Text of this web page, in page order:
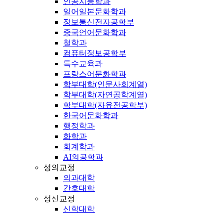
일어일본문화학과
정보통신전자공학부
중국언어문화학과
철학과
컴퓨터정보공학부
특수교육과
프랑스어문화학과
학부대학(인문사회계열)
학부대학(자연공학계열)
학부대학(자유전공학부)
한국어문화학과
행정학과
화학과
회계학과
AI의공학과
성의교정
의과대학
간호대학
성신교정
신학대학